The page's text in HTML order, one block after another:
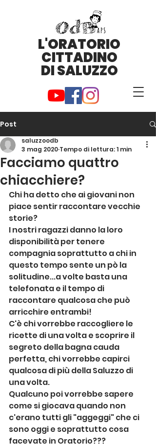
L'ORATORIO
CITTADINO
DI SALUZZO
Post
Facciamo quattro
chiacchiere?
saluzzoodb
3 mag 2020 Tempo di lettura: 1 min
Chi ha detto che ai giovani non
piace sentir raccontare vecchie
storie?
I nostri ragazzi danno la loro
disponibilità per tenere
compagnia soprattutto a chi in
questo tempo sente un pò la
solitudine...a volte basta una
telefonata e il tempo di
raccontare qualcosa che può
arricchire entrambi!
C'è chi vorrebbe raccogliere le
ricette di una volta e scoprire il
segreto della bagna cauda
perfetta, chi vorrebbe capirci
qualcosa di più della Saluzzo di
una volta.
Qualcuno poi vorrebbe sapere
come si giocava quando non
c'erano tutti gli "aggeggi" che ci
sono oggi e soprattutto cosa
facevate in Oratorio???